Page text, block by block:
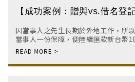
【成功案例：贈與vs.借名登
法律諮詢
因當事人之先生長期於外地工作，所
當事人一份保障，便陸續匯款新台幣
帳戶，並教導當事人如何操作股票。
先生卻主張當初匯款100多萬元是借名